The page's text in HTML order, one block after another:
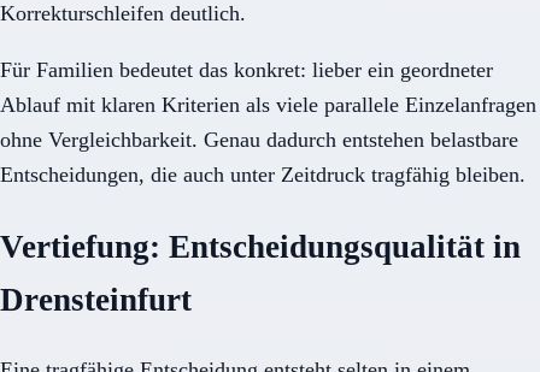
Korrekturschleifen deutlich.
Für Familien bedeutet das konkret: lieber ein geordneter
Ablauf mit klaren Kriterien als viele parallele Einzelanfragen
ohne Vergleichbarkeit. Genau dadurch entstehen belastbare
Entscheidungen, die auch unter Zeitdruck tragfähig bleiben.
Vertiefung: Entscheidungsqualität in
Drensteinfurt